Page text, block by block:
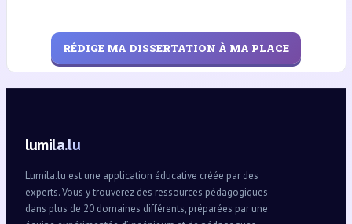
RÉDIGE MA DISSERTATION À MA PLACE
lumila.lu
Lumila.lu est une application éducative créée par des
experts. Vous y trouverez des ressources pédagogiques
dans plus de 20 domaines différents, préparées par une